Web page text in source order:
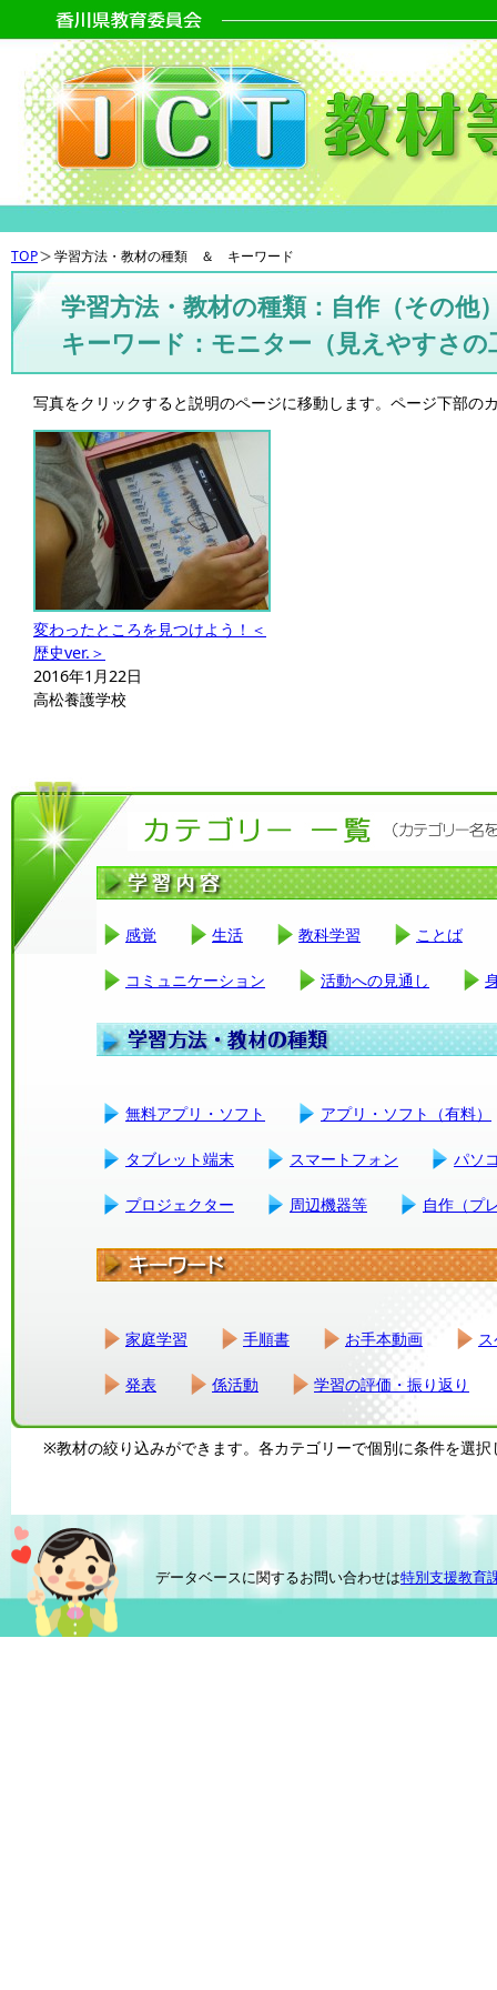
TOP 学習方法・教材の種類 ＆ キーワード
学習方法・教材の種類：自作（その他
キーワード：モニター（見えやすさの
写真をクリックすると説明のページに移動します。ページ下部
変わったところを見つけよう！＜
歴史ver.＞
2016年1月22日
高松養護学校
感覚 生活 教科学習 ことば
コミュニケーション 活動への見通し
無料アプリ・ソフト アプリ・ソフト（有料）
タブレット端末 スマートフォン パソ
プロジェクター 周辺機器等 自作（プ
家庭学習 手順書 お手本動画
発表 係活動 学習の評価・振り返り
※教材の絞り込みができます。各カテゴリーで個別に条件を選択
データベースに関するお問い合わせは特別支援教育